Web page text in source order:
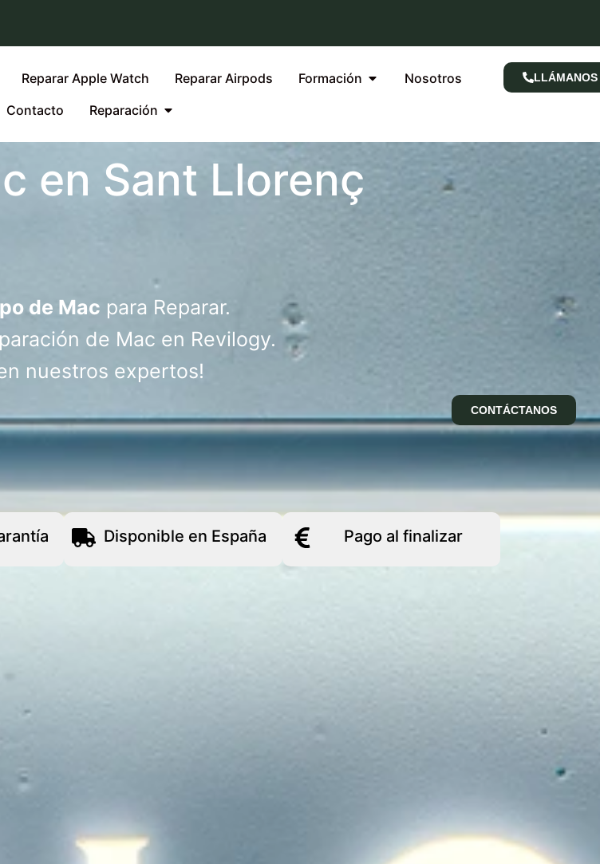
Reparar Apple Watch Reparar Airpods Formación
Nosotros
Contacto Reparación
LLÁMANOS
en Sant Llorenç
de Mac para Reparar.
de Mac en Revilogy.
nuestros expertos!
CONTÁCTANOS
Disponible en España Pago al finalizar